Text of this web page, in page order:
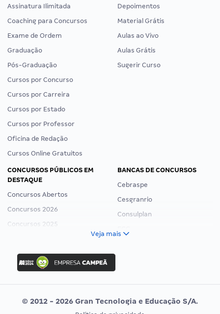
Assinatura Ilimitada
Coaching para Concursos
Exame de Ordem
Graduação
Pós-Graduação
Cursos por Concurso
Cursos por Carreira
Cursos por Estado
Cursos por Professor
Oficina de Redação
Cursos Online Gratuitos
Depoimentos
Material Grátis
Aulas ao Vivo
Aulas Grátis
Sugerir Curso
CONCURSOS PÚBLICOS EM
DESTAQUE
Concursos Abertos
Concursos 2026
Concursos 2025
Concurso Ibama
Concurso MPU
Editais publicados
BANCAS DE CONCURSOS
Cebraspe
Cesgranrio
Consulplan
Vunesp
Veja mais
© 2012 - 2026 Gran Tecnologia e Educação S/A.